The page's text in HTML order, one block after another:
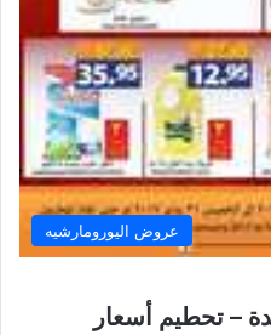
عروض اليورومارشيه
– تحطيم أسعار